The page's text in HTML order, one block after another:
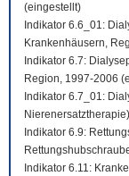
(eingestellt)
Indikator 6.6_01:
Krankenhäusern,
Indikator 6.7:
Region, 1997-2006
Indikator 6.7_01:
Indikator 6.9:
Indikator 6.11: